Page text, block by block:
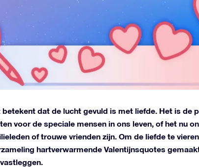
dat de lucht gevuld is met liefde. Het is de
voor de speciale mensen in ons leven, of het nu
of trouwe vrienden zijn. Om de liefde te
hartverwarmende Valentijnsquotes